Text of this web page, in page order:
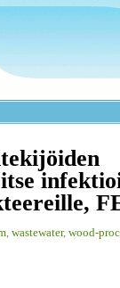
wastewater, wood-